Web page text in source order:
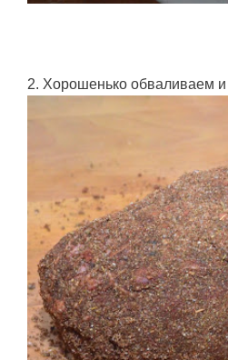
2. Хорошенько обваливаем